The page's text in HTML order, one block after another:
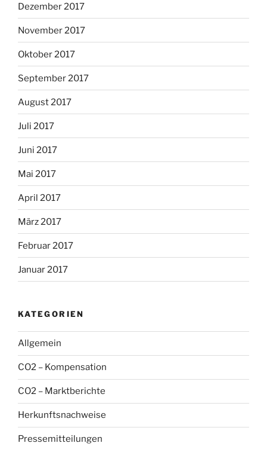
Dezember 2017
November 2017
Oktober 2017
September 2017
August 2017
Juli 2017
Juni 2017
Mai 2017
April 2017
März 2017
Februar 2017
Januar 2017
KATEGORIEN
Allgemein
CO2 – Kompensation
CO2 – Marktberichte
Herkunftsnachweise
Pressemitteilungen